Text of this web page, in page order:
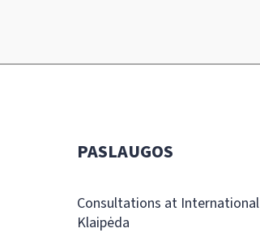
PASLAUGOS
Consultations at
Klaipėda